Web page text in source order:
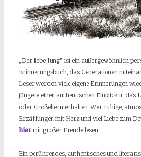
„Der liebe Jung“ ist ein außergewöhnlich
Erinnerungsbuch, das Generationen
Leser werden viele eigene Erinnerungen
jüngere einen authentischen Einblick in das
oder Großeltern erhalten. Wer ruhige,
Erzählungen mit Herz und viel Liebe zum
hiermit großer Freude lesen.
Ein berührendes, authentisches und